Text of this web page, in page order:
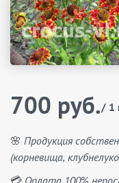
700 руб./ 1
🌸 Продукция
(корневища,